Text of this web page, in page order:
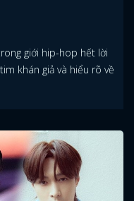
giới hip-hop hết lời
khán giả và hiểu rõ về